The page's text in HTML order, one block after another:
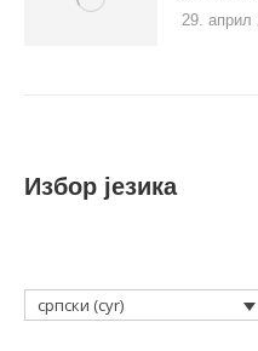
29. април
Избор језика
српски (cyr)